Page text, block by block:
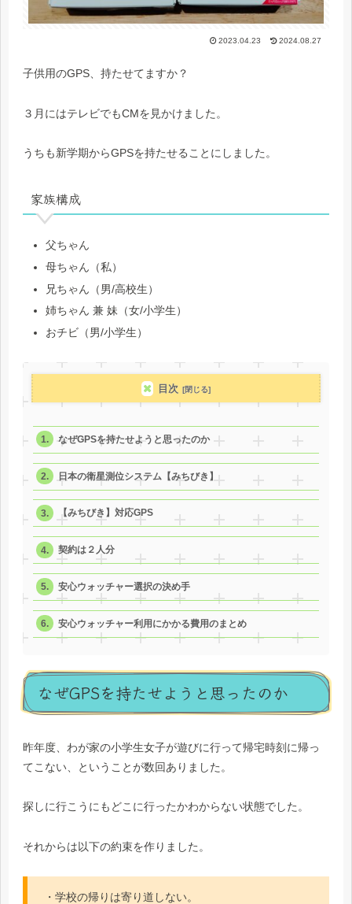
2023.04.23 2024.08.27
子供用のGPS、持たせてますか？
３月にはテレビでもCMを見かけました。
うちも新学期からGPSを持たせることにしました。
家族構成
父ちゃん
母ちゃん（私）
兄ちゃん（男/高校生）
姉ちゃん 兼 妹（女/小学生）
おチビ（男/小学生）
目次
なぜGPSを持たせようと思ったのか
日本の衛星測位システム【みちびき】
【みちびき】対応GPS
契約は２人分
安心ウォッチャー選択の決め手
安心ウォッチャー利用にかかる費用のまとめ
なぜGPSを持たせようと思ったのか
昨年度、わが家の小学生女子が遊びに行って帰宅時刻に帰っ
てこない、ということが数回ありました。
探しに行こうにもどこに行ったかわからない状態でした。
それからは以下の約束を作りました。
・学校の帰りは寄り道しない。